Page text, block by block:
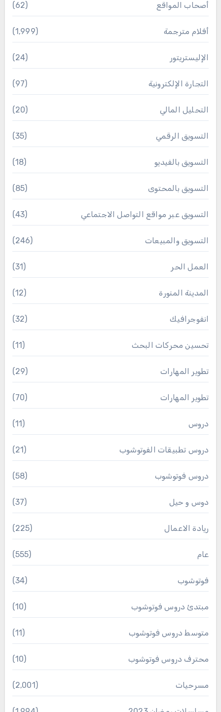
أصحاب المواقع (62)
أفلام مترجمة (1٬999)
الإليستريتور (24)
التجارة الإلكترونية (97)
التحليل المالي (20)
التسويق الرقمي (35)
التسويق بالفيديو (18)
التسويق بالمحتوى (85)
التسويق عبر مواقع التواصل الاجتماعي (43)
التسويق والمبيعات (246)
العمل الحر (31)
المدينة المنورة (12)
انفوجرافيك (32)
تحسين محركات البحث (11)
تطوير المهارات (29)
تطوير المهارات (70)
دروس (11)
دروس تطبيقات الفوتوشوب (21)
دروس فوتوشوب (58)
دوس و حيل (37)
ريادة الاعمال (225)
عام (555)
فوتوشوب (34)
مبتدئ دروس فوتوشوب (10)
متوسط دروس فوتوشوب (11)
محترف دروس فوتوشوب (10)
مسرحيات (2٬001)